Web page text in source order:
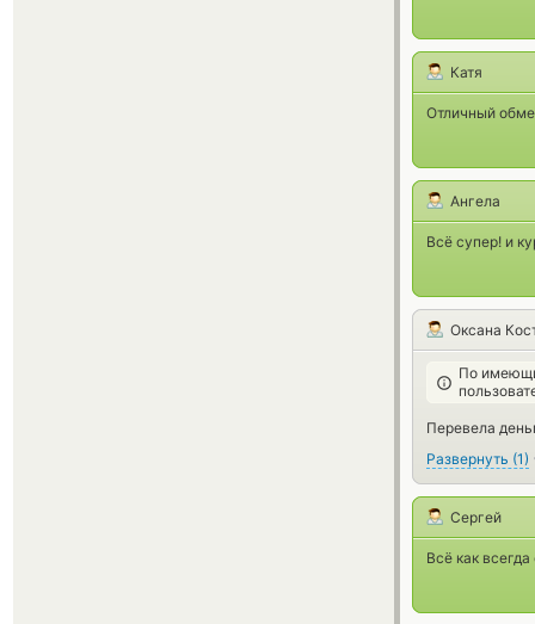
Катя
Отличный
Ангела
Всё супер! и
Оксана
По
Перевела
Развернуть (1)
Сергей
Всё как